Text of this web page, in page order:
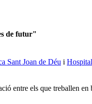
de futur"
Sant Joan de Déu i
entre els que treballen en